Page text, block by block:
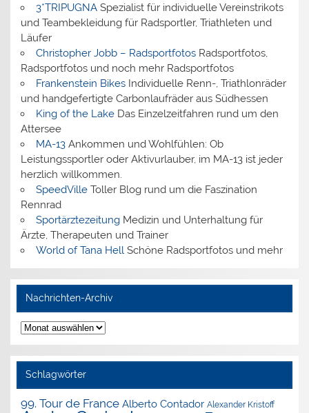
3*TRIPUGNASpezialist für individuelle Vereinstrikots
und Teambekleidung für Radsportler, Triathleten und
Läufer
Christopher Jobb – RadsportfotosRadsportfotos,
Radsportfotos und noch mehr Radsportfotos
Frankenstein BikesIndividuelle Renn-, Triathlonräder
und handgefertigte Carbonlaufräder aus Südhessen
King of the LakeDas Einzelzeitfahren rund um den
Attersee
MA-13Ankommen und Wohlfühlen: Ob
Leistungssportler oder Aktivurlauber, im MA-13 ist jeder
herzlich willkommen.
SpeedVilleToller Blog rund um die Faszination
Rennrad
SportärztezeitungMedizin und Unterhaltung für
Ärzte, Therapeuten und Trainer
World of Tana HellSchöne Radsportfotos und mehr
Nachrichten-Archiv
Nachrichten-
Archiv
Schlagwörter
99. Tour de France Alberto Contador Alexander Kristoff